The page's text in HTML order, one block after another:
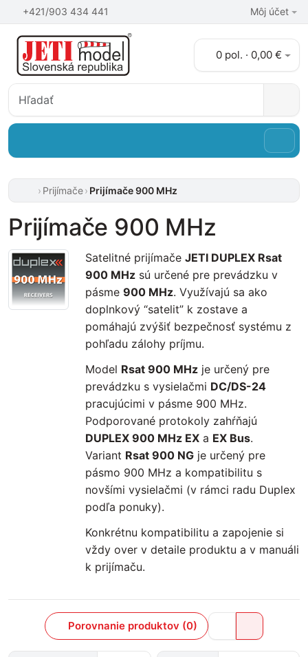
+421/903 434 441 Môj účet
0 pol. · 0,00 €
Prijímače Prijímače 900 MHz
Prijímače 900 MHz
Satelitné prijímače JETI DUPLEX Rsat
900 MHz sú určené pre prevádzku v
pásme 900 MHz. Využívajú sa ako
doplnkový “satelit” k zostave a
pomáhajú zvýšiť bezpečnosť systému z
pohľadu zálohy príjmu.
Model Rsat 900 MHz je určený pre
prevádzku s vysielačmi DC/DS-24
pracujúcimi v pásme 900 MHz.
Podporované protokoly zahŕňajú
DUPLEX 900 MHz EX a EX Bus.
Variant Rsat 900 NG je určený pre
pásmo 900 MHz a kompatibilitu s
novšími vysielačmi (v rámci radu Duplex
podľa ponuky).
Konkrétnu kompatibilitu a zapojenie si
vždy over v detaile produktu a v manuáli
k prijímaču.
Porovnanie produktov (0)